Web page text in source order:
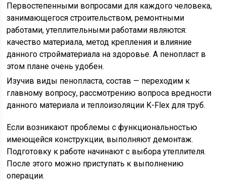
Первостепенными вопросами для каждого человека,
занимающегося строительством, ремонтными
работами, утеплительными работами являются:
качество материала, метод крепления и влияние
данного стройматериала на здоровье. А пенопласт в
этом плане очень удобен.
Изучив виды пенопласта, состав — переходим к
главному вопросу, рассмотрению вопроса вредности
данного материала и теплоизоляции K-Flex для труб.
Если возникают проблемы с функциональностью
имеющейся конструкции, выполняют демонтаж.
Подготовку к работе начинают с выбора утеплителя.
После этого можно приступать к выполнению
операции.